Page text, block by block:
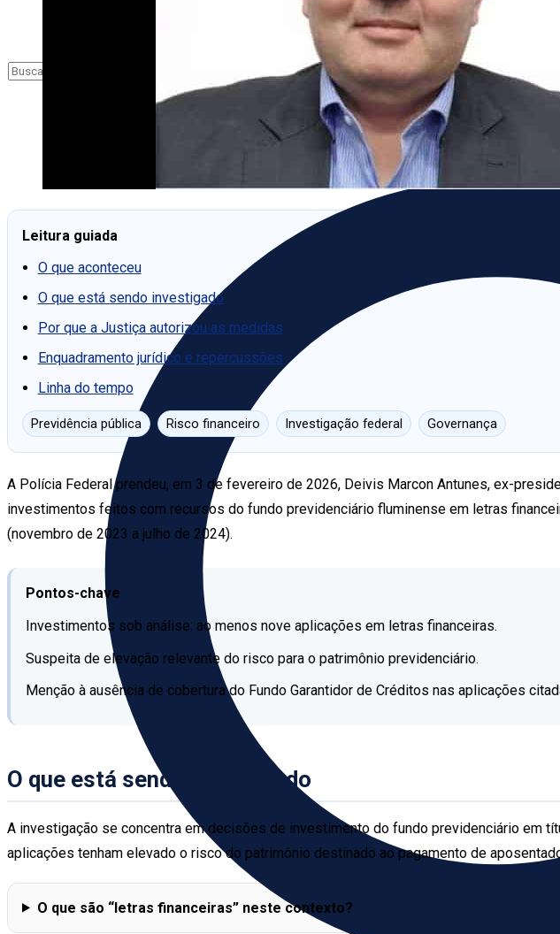
Leitura guiada
O que aconteceu
O que está sendo investigado
Por que a Justiça autorizou as medidas
Enquadramento jurídico e repercussões
Linha do tempo
Previdência pública Risco financeiro Investigação federal Governança
A Polícia Federal prendeu, em 3 de fevereiro de 2026, Deivis Marcon Antunes, ex-
investimentos feitos com recursos do fundo previdenciário fluminense em letras
(novembro de 2023 a julho de 2024).
Pontos-chave
Investimentos sob análise: ao menos nove aplicações em letras financeiras.
Suspeita de elevação relevante do risco para o patrimônio previdenciário.
Menção à ausência de cobertura do Fundo Garantidor de Créditos nas aplicações
O que está sendo investigado
A investigação se concentra em decisões de investimento do fundo previdenciário em
aplicações tenham elevado o risco do patrimônio destinado ao pagamento de
O que são “letras financeiras” neste contexto?